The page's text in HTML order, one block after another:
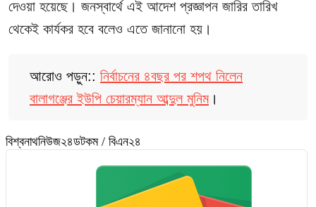
দেওয়া হয়েছে। জনস্বার্থে এই আদেশ প্রজ্ঞাপন জারির তারিখ
থেকেই কার্যকর হবে বলেও এতে জানানো হয়।
আরোও পড়ুন:: নির্বাচনের ৪বছর পর শপথ নিলেন
বালাগঞ্জের ইউপি চেয়ারম্যান আব্দুল মুনিম।
বিশ্বনাথনিউজ২৪ডটকম / বিএন২৪